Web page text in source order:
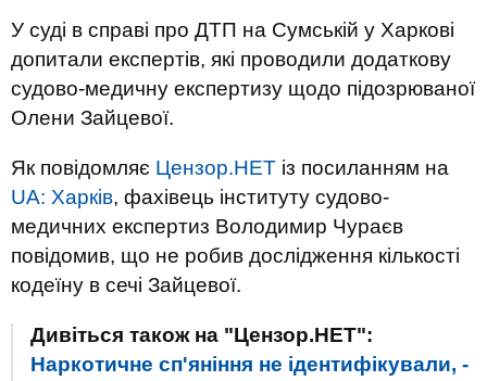
У суді в справі про ДТП на Сумській у Харкові
допитали експертів, які проводили додаткову
судово-медичну експертизу щодо підозрюваної
Олени Зайцевої.
Як повідомляє Цензор.НЕТ із посиланням на
UA: Харків, фахівець інституту судово-
медичних експертиз Володимир Чураєв
повідомив, що не робив дослідження кількості
кодеїну в сечі Зайцевої.
Дивіться також на "Цензор.НЕТ":
Наркотичне сп'яніння не ідентифікували, -